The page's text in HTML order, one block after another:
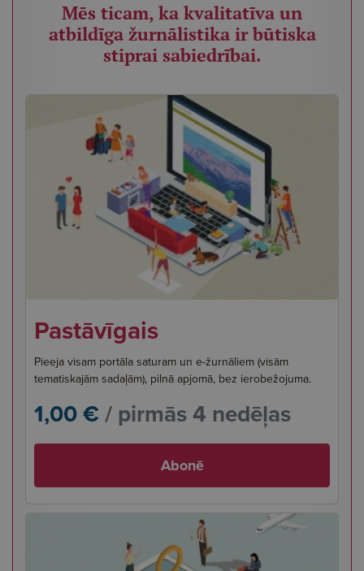
Mēs ticam, ka kvalitatīva un
atbildīga žurnālistika ir būtiska
stiprai sabiedrībai.
Pastāvīgais
Pieeja visam portāla saturam un e-žurnāliem (visām
tematiskajām sadaļām), pilnā apjomā, bez ierobežojuma.
1,00 €/ pirmās 4 nedēļas
Abonē